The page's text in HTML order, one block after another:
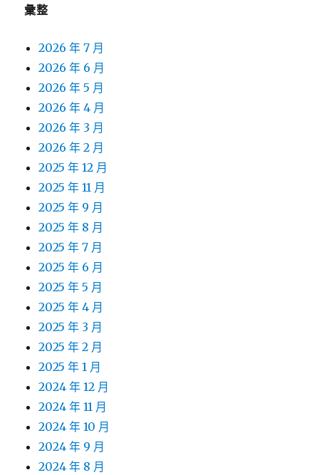
彙整
2026 年 7 月
2026 年 6 月
2026 年 5 月
2026 年 4 月
2026 年 3 月
2026 年 2 月
2025 年 12 月
2025 年 11 月
2025 年 9 月
2025 年 8 月
2025 年 7 月
2025 年 6 月
2025 年 5 月
2025 年 4 月
2025 年 3 月
2025 年 2 月
2025 年 1 月
2024 年 12 月
2024 年 11 月
2024 年 10 月
2024 年 9 月
2024 年 8 月